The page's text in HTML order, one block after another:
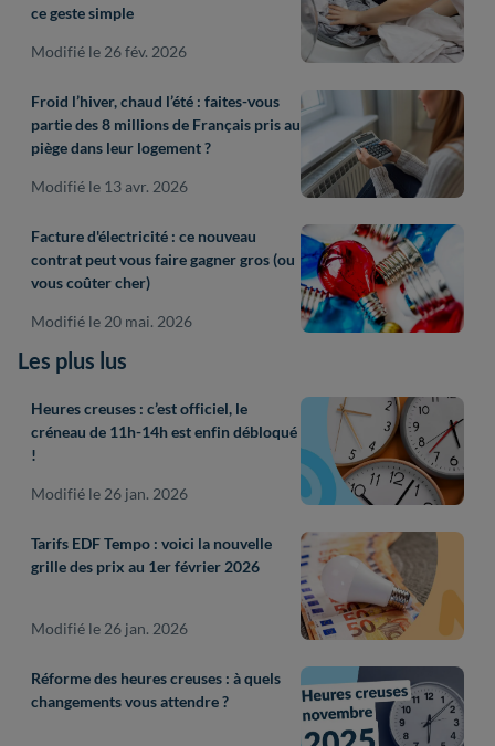
ce geste simple
Modifié le 26 fév. 2026
Froid l’hiver, chaud l’été : faites-vous
partie des 8 millions de Français pris au
piège dans leur logement ?
Modifié le 13 avr. 2026
Facture d'électricité : ce nouveau
contrat peut vous faire gagner gros (ou
vous coûter cher)
Modifié le 20 mai. 2026
Les plus lus
Heures creuses : c’est officiel, le
créneau de 11h-14h est enfin débloqué
!
Modifié le 26 jan. 2026
Tarifs EDF Tempo : voici la nouvelle
grille des prix au 1er février 2026
Modifié le 26 jan. 2026
Réforme des heures creuses : à quels
changements vous attendre ?